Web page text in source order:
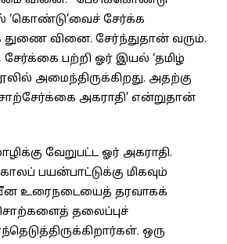
சேர்க்க
வினை. சேர்ந்துதான் வரும்.
சேர்க்கை பற்றி ஓர் இயல் ‘தமிழ்
அமைந்திருக்கிறது. அதற்கு
அகராதி’ என்றுதான்
வேறுபட்ட ஓர் அகராதி.
பயன்பாட்டுக்கு மிகவும்
உரைநடையைத் தரவாகக்
தலைப்புச்
ஒரு